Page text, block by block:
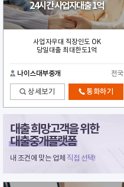
24시간 사업자대출 1억
사업자우대 직장인도 OK
당일대출 최대한도1억
나이스대부중개 전국
상세보기 통화하기
대출 희망고객을 위한
대출중개플랫폼
내 조건에 맞는 업체 직접 선택!